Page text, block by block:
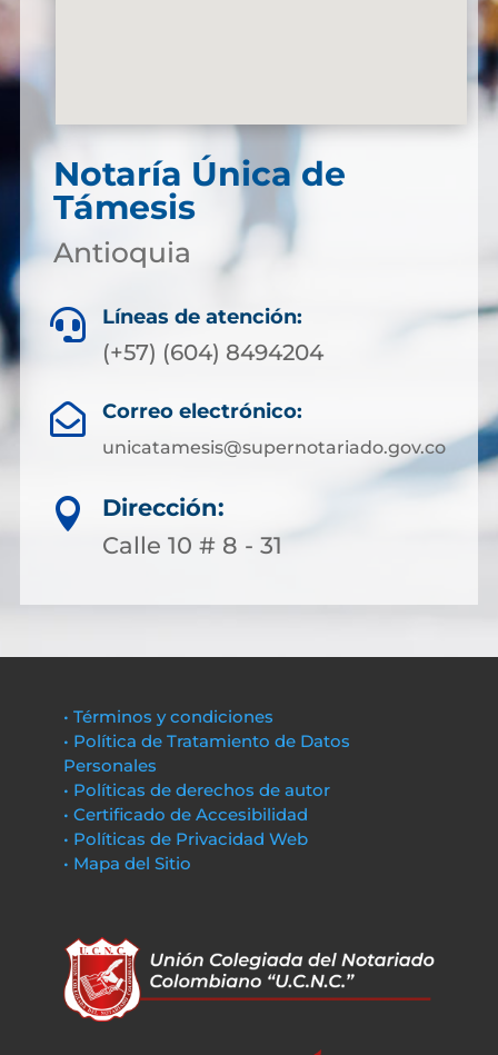
Notaría Única de
Támesis
Antioquia
 Líneas de atención:
(+57) (604) 8494204
 Correo electrónico:
unicatamesis@supernotariado.gov.co

Dirección:
Calle 10 # 8 - 31
• Términos y condiciones
• Política de Tratamiento de Datos
Personales
• Políticas de derechos de autor
• Certificado de Accesibilidad
• Políticas de Privacidad Web
• Mapa del Sitio